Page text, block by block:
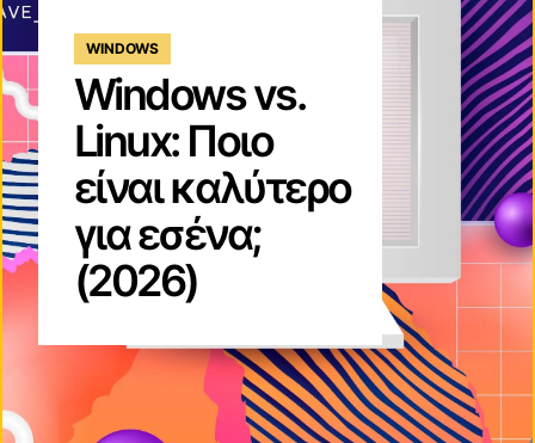
WINDOWS
Windows vs.
Linux: Ποιο
είναι καλύτερο
για εσένα;
(2026)